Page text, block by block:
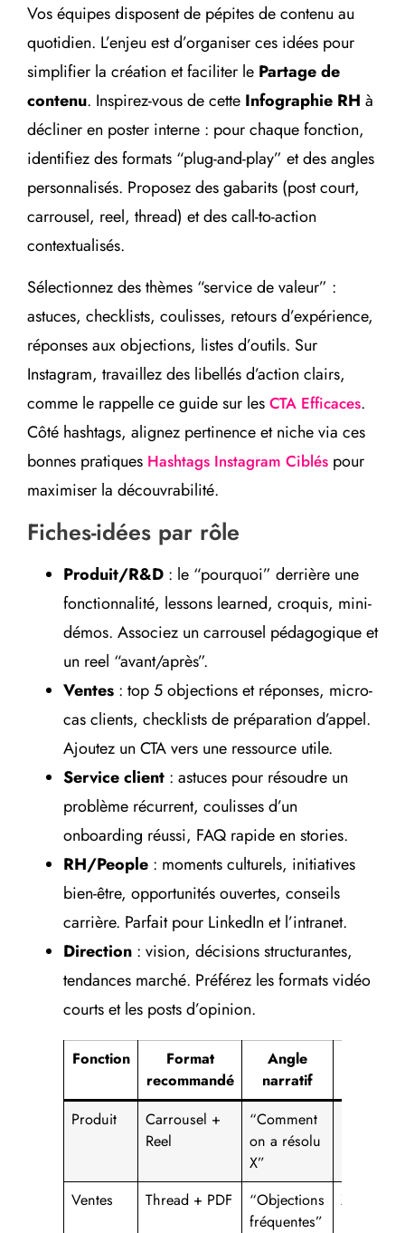
Vos équipes disposent de pépites de contenu au
quotidien. L’enjeu est d’organiser ces idées pour
simplifier la création et faciliter le Partage de
contenu. Inspirez-vous de cette Infographie RH à
décliner en poster interne : pour chaque fonction,
identifiez des formats “plug-and-play” et des angles
personnalisés. Proposez des gabarits (post court,
carrousel, reel, thread) et des call-to-action
contextualisés.
Sélectionnez des thèmes “service de valeur” :
astuces, checklists, coulisses, retours d’expérience,
réponses aux objections, listes d’outils. Sur
Instagram, travaillez des libellés d’action clairs,
comme le rappelle ce guide sur les CTA Efficaces.
Côté hashtags, alignez pertinence et niche via ces
bonnes pratiques Hashtags Instagram Ciblés pour
maximiser la découvrabilité.
Fiches-idées par rôle
Produit/R&D : le “pourquoi” derrière une
fonctionnalité, lessons learned, croquis, mini-
démos. Associez un carrousel pédagogique et
un reel “avant/après”.
Ventes : top 5 objections et réponses, micro-
cas clients, checklists de préparation d’appel.
Ajoutez un CTA vers une ressource utile.
Service client : astuces pour résoudre un
problème récurrent, coulisses d’un
onboarding réussi, FAQ rapide en stories.
RH/People : moments culturels, initiatives
bien-être, opportunités ouvertes, conseils
carrière. Parfait pour LinkedIn et l’intranet.
Direction : vision, décisions structurantes,
tendances marché. Préférez les formats vidéo
courts et les posts d’opinion.
Fonction
Format
recommandé
Angle
narratif
Produit
Carrousel +
Reel
“Comment
on a résolu
X”
Ventes Thread + PDF
“Objections
fréquentes”
X,